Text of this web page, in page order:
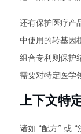
还有保护医疗产
中使用的转基因
组合专利则保护
需要对特定医学
上下文特
诸如 “配方” 或